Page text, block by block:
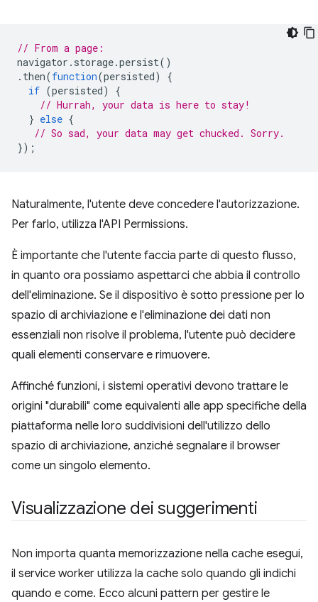
// From a page:
navigator . storage.persist()
. then(function(persisted)
{
if (persisted)
{
// Hurrah, your data is here to stay!
} else {
// So sad, your data may get chucked. Sorry.
});
Naturalmente, l'utente deve concedere l'autorizzazione.
Per farlo, utilizza l'API Permissions.
È importante che l'utente faccia parte di questo flusso,
in quanto ora possiamo aspettarci che abbia il controllo
dell'eliminazione. Se il dispositivo è sotto pressione per lo
spazio di archiviazione e l'eliminazione dei dati non
essenziali non risolve il problema, l'utente può decidere
quali elementi conservare e rimuovere.
Affinché funzioni, i sistemi operativi devono trattare le
origini "durabili" come equivalenti alle app specifiche della
piattaforma nelle loro suddivisioni dell'utilizzo dello
spazio di archiviazione, anziché segnalare il browser
come un singolo elemento.
Visualizzazione dei suggerimenti
Non importa quanta memorizzazione nella cache esegui,
il service worker utilizza la cache solo quando gli indichi
quando e come. Ecco alcuni pattern per gestire le